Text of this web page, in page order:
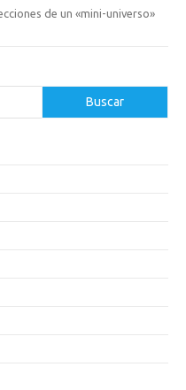
de un «mini-universo»
Buscar